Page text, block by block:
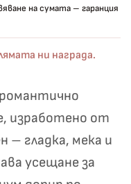
на сумата – гаранция
ни награда.
изработено от
– гладка, мека и
усещане за